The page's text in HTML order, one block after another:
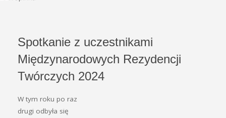
Spotkanie z uczestnikami
Międzynarodowych Rezydencji
Twórczych 2024
W tym roku po raz
drugi odbyła się